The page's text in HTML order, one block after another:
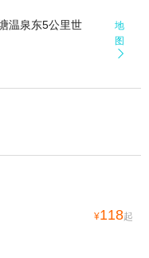
温泉东5公里世
地
图

¥118起